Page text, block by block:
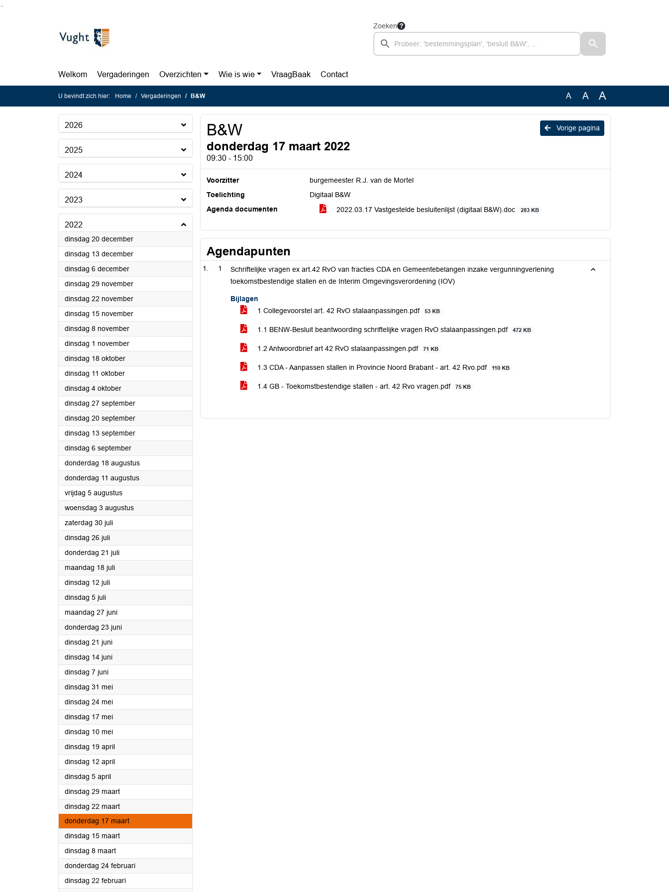
Zoeken
Welkom Vergaderingen Overzichten Wie is wie VraagBaak Contact
U bevindt zich hier: Home Vergaderingen B&W A A A
2026
2025
2024
2023
2022
dinsdag 20 december2022
dinsdag 13 december2022
dinsdag 6 december2022
dinsdag 29 november2022
dinsdag 22 november2022
dinsdag 15 november2022
dinsdag 8 november2022
dinsdag 1 november2022
dinsdag 18 oktober2022
dinsdag 11 oktober2022
dinsdag 4 oktober2022
dinsdag 27 september2022
dinsdag 20 september2022
dinsdag 13 september2022
dinsdag 6 september2022
donderdag 18 augustus2022
donderdag 11 augustus2022
vrijdag 5 augustus2022
woensdag 3 augustus2022
zaterdag 30 juli2022
dinsdag 26 juli2022
donderdag 21 juli2022
maandag 18 juli2022
dinsdag 12 juli2022
dinsdag 5 juli2022
maandag 27 juni2022
donderdag 23 juni2022
dinsdag 21 juni2022
dinsdag 14 juni2022
dinsdag 7 juni2022
dinsdag 31 mei2022
dinsdag 24 mei2022
dinsdag 17 mei2022
dinsdag 10 mei2022
dinsdag 19 april2022
dinsdag 12 april2022
dinsdag 5 april2022
dinsdag 29 maart2022
dinsdag 22 maart2022
donderdag 17 maart2022
dinsdag 15 maart2022
dinsdag 8 maart2022
donderdag 24 februari2022
dinsdag 22 februari2022
Vorige pagina
B&W
donderdag 17 maart 2022
09:30 - 15:00
Voorzitter
burgemeester R.J. van de Mortel
Toelichting
Digitaal B&W
Agenda documenten
2022.03.17 Vastgestelde besluitenlijst (digitaal B&W).doc 283 KB
Agendapunten
1
Schriftelijke vragen ex art.42 RvO van fracties CDA en Gemeentebelangen inzake vergunningverlening
toekomstbestendige stallen en de Interim Omgevingsverordening (IOV)
Bijlagen
1 Collegevoorstel art. 42 RvO stalaanpassingen.pdf
53 KB
1.1 BENW-Besluit beantwoording schriftelijke vragen RvO stalaanpassingen.pdf 472 KB
1.2 Antwoordbrief art 42 RvO stalaanpassingen.pdf 71 KB
1.3 CDA - Aanpassen stallen in Provincie Noord Brabant - art. 42 Rvo.pdf 110 KB
1.4 GB - Toekomstbestendige stallen - art. 42 Rvo vragen.pdf 75 KB